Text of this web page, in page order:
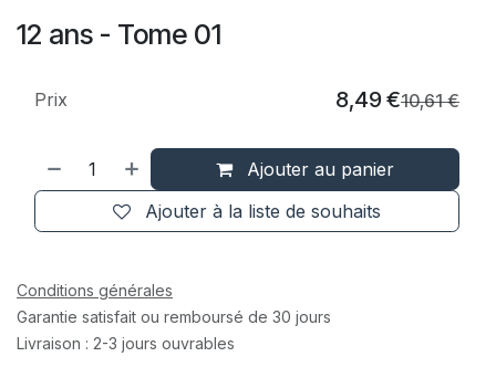
12 ans - Tome 01
Ajouter au panier
Ajouter à la liste de souhaits
Prix 8,49€10,61€
Conditions générales
Garantie satisfait ou remboursé de 30 jours
Livraison : 2-3 jours ouvrables